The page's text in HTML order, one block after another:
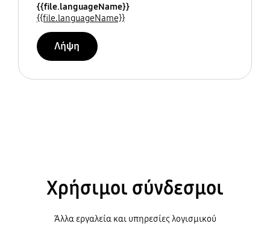
{{file.languageName}}
{{file.languageName}}
Λήψη
Χρήσιμοι σύνδεσμοι
Άλλα εργαλεία και υπηρεσίες λογισμικού